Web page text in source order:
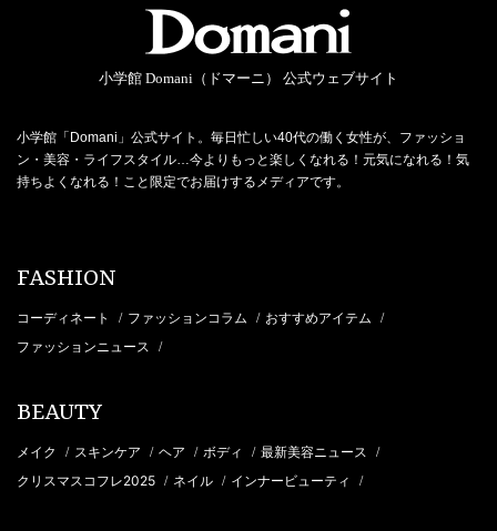
小学館 Domani（ドマーニ） 公式ウェブサイト
小学館「Domani」公式サイト。毎日忙しい40代の働く女性が、ファッショ
ン・美容・ライフスタイル…今よりもっと楽しくなれる！元気になれる！気
持ちよくなれる！こと限定でお届けするメディアです。
FASHION
コーディネート / ファッションコラム / おすすめアイテム /
ファッションニュース /
BEAUTY
メイク / スキンケア / ヘア / ボディ / 最新美容ニュース /
クリスマスコフレ2025 / ネイル / インナービューティ /